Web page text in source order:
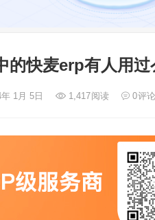
的快麦erp有人用过
1月 5日 1,417阅读 0评论